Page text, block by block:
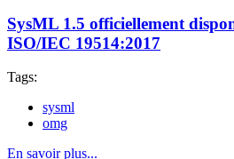
SysML 1.5 officiellement
ISO/IEC 19514:2017
Tags:
sysml
omg
En savoir plus...